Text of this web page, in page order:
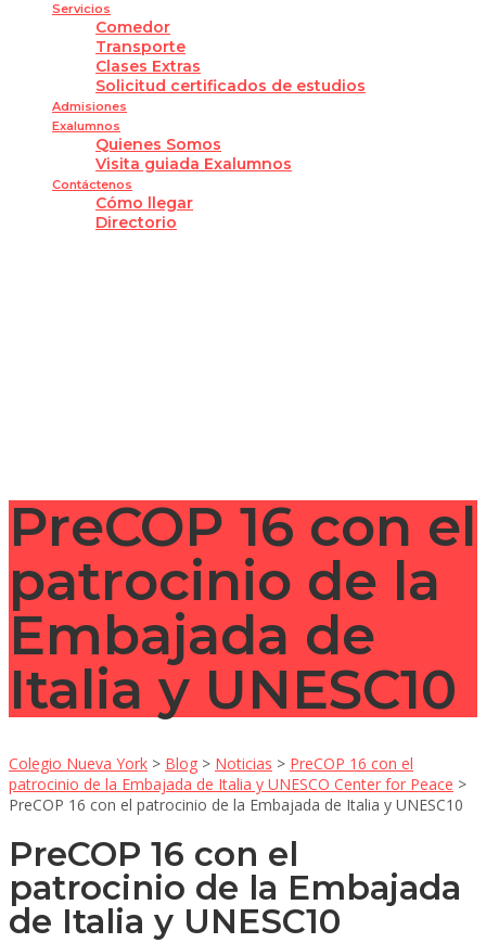
Servicios
Comedor
Transporte
Clases Extras
Solicitud certificados de estudios
Admisiones
Exalumnos
Quienes Somos
Visita guiada Exalumnos
Contáctenos
Cómo llegar
Directorio
PreCOP 16 con el
patrocinio de la
Embajada de
Italia y UNESC10
Colegio Nueva York > Blog > Noticias > PreCOP 16 con el
patrocinio de la Embajada de Italia y UNESCO Center for Peace >
PreCOP 16 con el patrocinio de la Embajada de Italia y UNESC10
PreCOP 16 con el
patrocinio de la Embajada
de Italia y UNESC10